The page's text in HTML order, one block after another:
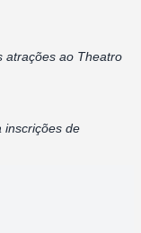
atrações ao Theatro
inscrições de